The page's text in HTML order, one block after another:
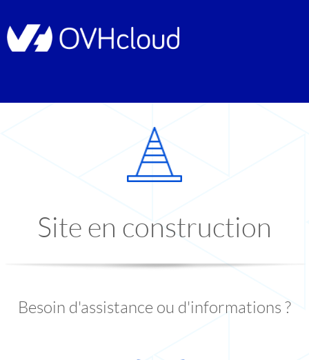
Site en construction
Besoin d'assistance ou d'informations ?